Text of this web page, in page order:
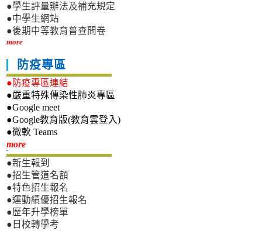
●學生評量辦法及補充規定
●中學生網站
●後期中等教育普查問卷
more
防疫專區
●防疫專區連結
●嚴重特殊傳染性肺炎專區
●Google meet
●Google教育版(教育雲登入)
●微軟 Teams
more新生專區
●新生報到
●招生管道名額
●特色招生報名
●運動績優招生報名
●歷年升學榜單
●日校轉學考